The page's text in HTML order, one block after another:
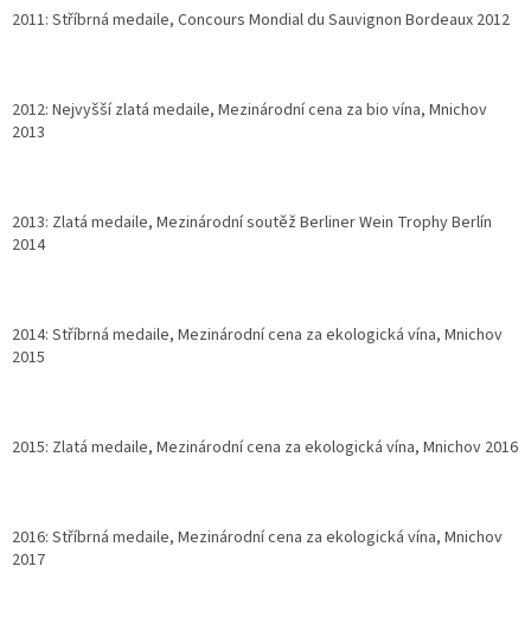
2011: Stříbrná medaile, Concours Mondial du Sauvignon Bordeaux 2012
2012: Nejvyšší zlatá medaile, Mezinárodní cena za bio vína, Mnichov
2013
2013: Zlatá medaile, Mezinárodní soutěž Berliner Wein Trophy Berlín
2014
2014: Stříbrná medaile, Mezinárodní cena za ekologická vína, Mnichov
2015
2015: Zlatá medaile, Mezinárodní cena za ekologická vína, Mnichov 2016
2016: Stříbrná medaile, Mezinárodní cena za ekologická vína, Mnichov
2017